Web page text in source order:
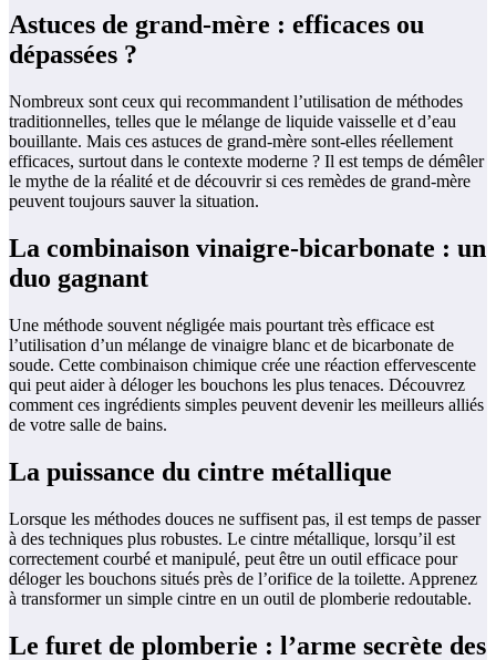
Astuces de grand-mère : efficaces ou
dépassées ?
Nombreux sont ceux qui recommandent l’utilisation de méthodes
traditionnelles, telles que le mélange de liquide vaisselle et d’eau
bouillante. Mais ces astuces de grand-mère sont-elles réellement
efficaces, surtout dans le contexte moderne ? Il est temps de démêler
le mythe de la réalité et de découvrir si ces remèdes de grand-mère
peuvent toujours sauver la situation.
La combinaison vinaigre-bicarbonate : un
duo gagnant
Une méthode souvent négligée mais pourtant très efficace est
l’utilisation d’un mélange de vinaigre blanc et de bicarbonate de
soude. Cette combinaison chimique crée une réaction effervescente
qui peut aider à déloger les bouchons les plus tenaces. Découvrez
comment ces ingrédients simples peuvent devenir les meilleurs alliés
de votre salle de bains.
La puissance du cintre métallique
Lorsque les méthodes douces ne suffisent pas, il est temps de passer
à des techniques plus robustes. Le cintre métallique, lorsqu’il est
correctement courbé et manipulé, peut être un outil efficace pour
déloger les bouchons situés près de l’orifice de la toilette. Apprenez
à transformer un simple cintre en un outil de plomberie redoutable.
Le furet de plomberie : l’arme secrète des